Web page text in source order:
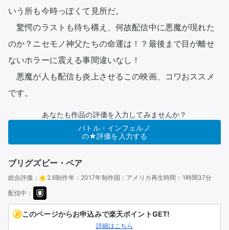
いう所も今時っぽくて見所だ。
驚愕のラストも待ち構え、何故配信中に悪魔が現れた
のか？ニセモノ神父たちの命運は！？最後まで目が離せ
ないホラーに震える事間違いなし！
悪魔が人も配信も炎上させるこの映画、コワおススメ
です。
あなたも作品の評価を入力してみませんか？
バトル・インフェルノ
の★評価を入力する
ブリグズビー・ベア
総合評価： 2.6制作年： 2017年制作国： アメリカ再生時間： 1時間37分
配信中：
このページからお申込みで楽天ポイントGET!
詳細はこちら